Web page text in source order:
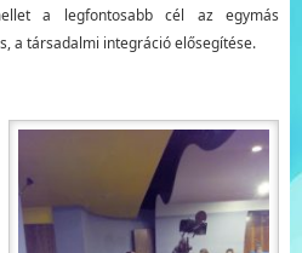
a legfontosabb cél az egymás
a társadalmi integráció elősegítése.